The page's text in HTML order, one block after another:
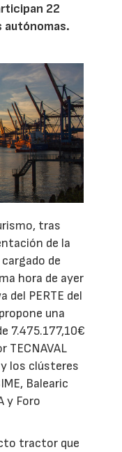
22
autónomas.
tras
de la
de
hora de ayer
del PERTE del
una
7.475.177,10€
TECNAVAL
y los clústeres
Balearic
y Foro
tractor que